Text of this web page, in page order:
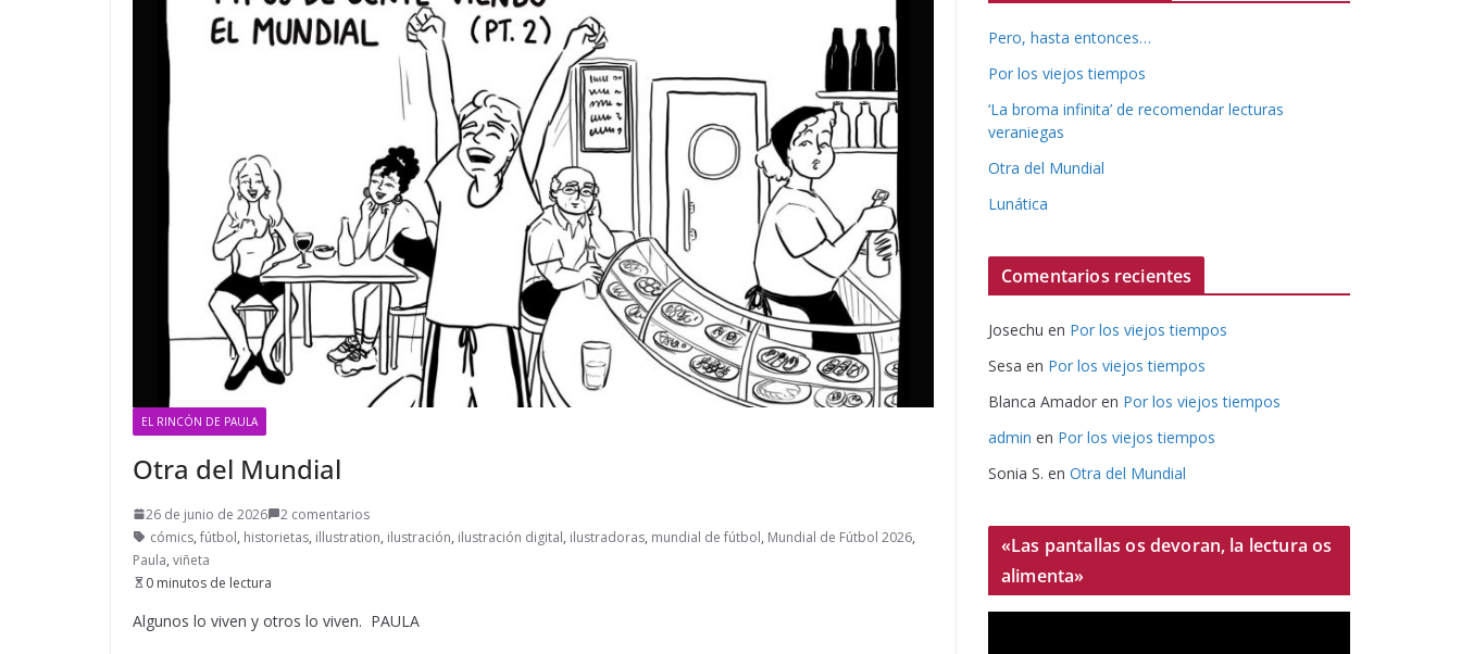
EL RINCÓN DE PAULA
Otra del Mundial
26 de junio de 2026
2 comentarios
cómics, fútbol, historietas, illustration, ilustración, ilustración digital, ilustradoras, mundial de fútbol, Mundial de Fútbol 2026,
Paula, viñeta
0 minutos de lectura
Algunos lo viven y otros lo viven. PAULA
Pero, hasta entonces…
Por los viejos tiempos
‘La broma infinita’ de recomendar lecturas
veraniegas
Otra del Mundial
Lunática
Comentarios recientes
Josechu en Por los viejos tiempos
Sesa en Por los viejos tiempos
Blanca Amador en Por los viejos tiempos
admin en Por los viejos tiempos
Sonia S. en Otra del Mundial
«Las pantallas os devoran, la lectura os
alimenta»